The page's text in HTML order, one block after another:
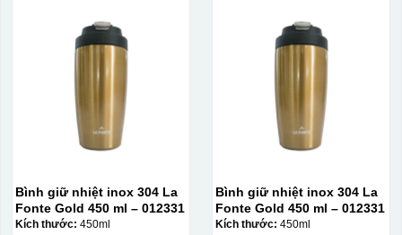
Bình giữ nhiệt inox 304 La
Fonte Gold 450 ml – 012331
Kích thước: 450ml
Bình giữ nhiệt inox 304 La
Fonte Gold 450 ml – 012331
Kích thước: 450ml